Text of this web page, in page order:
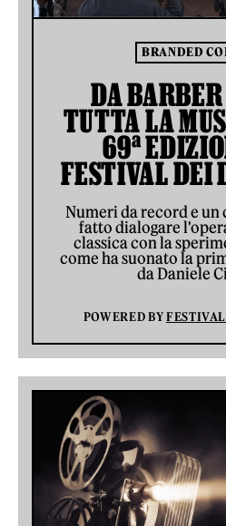
BRANDED
DA
TUTTA LA
69ª
FESTIVAL DEI
Numeri da record e un
fatto dialogare
classica con la
come ha suonato la
da Daniele
POWERED BY